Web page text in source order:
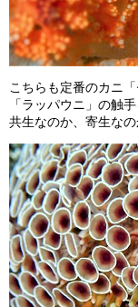
こちらも定番のカニ
「ラッパウニ」の触
共生なのか、寄生なの